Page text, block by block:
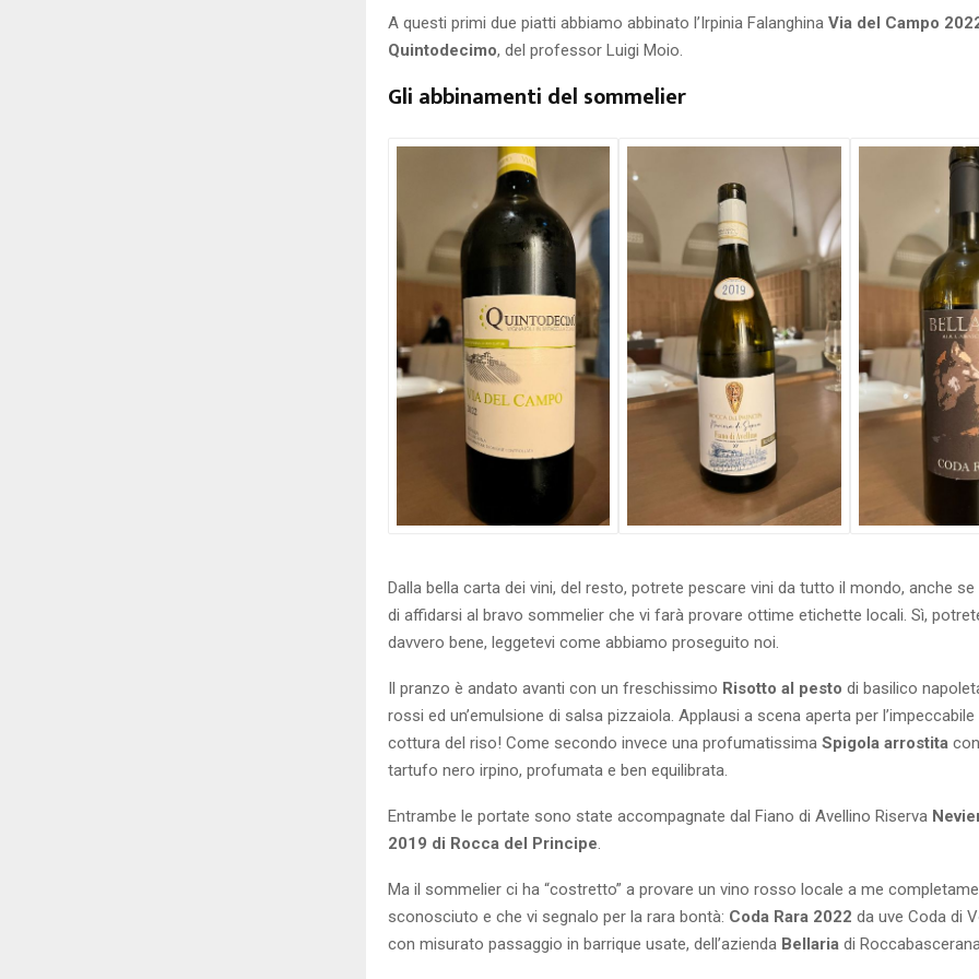
A questi primi due piatti abbiamo abbinato l’Irpinia Falanghina Via del Campo
Quintodecimo, del professor Luigi Moio.
Gli abbinamenti del sommelier
Dalla bella carta dei vini, del resto, potrete pescare vini da tutto il mondo, anche
di affidarsi al bravo sommelier che vi farà provare ottime etichette locali. Sì,
davvero bene, leggetevi come abbiamo proseguito noi.
Il pranzo è andato avanti con un freschissimo Risotto al pesto di basilico
rossi ed un’emulsione di salsa pizzaiola. Applausi a scena aperta per
cottura del riso! Come secondo invece una profumatissima Spigola arrostita
tartufo nero irpino, profumata e ben equilibrata.
Entrambe le portate sono state accompagnate dal Fiano di Avellino Riserva
2019 di Rocca del Principe.
Ma il sommelier ci ha “costretto” a provare un vino rosso locale a me
sconosciuto e che vi segnalo per la rara bontà: Coda Rara 2022 da uve Coda di
con misurato passaggio in barrique usate, dell’azienda Bellaria di